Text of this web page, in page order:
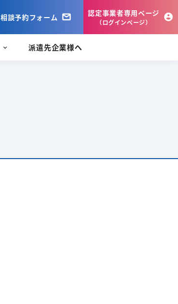
相談予約フォーム 認定事業者専用ページ
（ログインページ）
派遣先企業様へ